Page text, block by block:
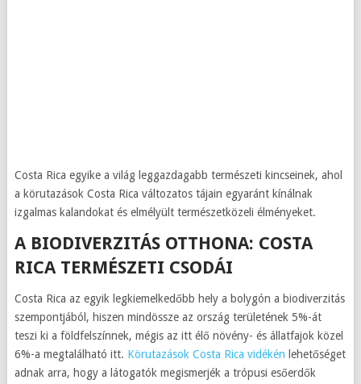
Costa Rica egyike a világ leggazdagabb természeti kincseinek, ahol
a körutazások Costa Rica változatos tájain egyaránt kínálnak
izgalmas kalandokat és elmélyült természetközeli élményeket.
A BIODIVERZITÁS OTTHONA: COSTA
RICA TERMÉSZETI CSODÁI
Costa Rica az egyik legkiemelkedőbb hely a bolygón a biodiverzitás
szempontjából, hiszen mindössze az ország területének 5%-át
teszi ki a földfelszínnek, mégis az itt élő növény- és állatfajok közel
6%-a megtalálható itt. Körutazások Costa Rica vidékén lehetőséget
adnak arra, hogy a látogatók megismerjék a trópusi esőerdők